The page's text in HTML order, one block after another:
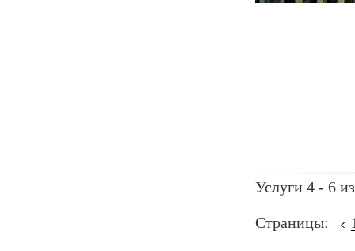
Услуги 4 - 6
Страницы: